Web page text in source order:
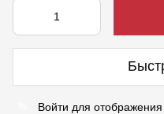
Войти для отображения